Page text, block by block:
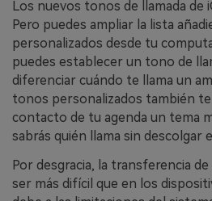
Los nuevos tonos de llamada de
Pero puedes ampliar la lista
personalizados desde tu
puedes establecer un tono de
diferenciar cuándo te llama un
tonos personalizados también
contacto de tu agenda un tema
sabrás quién llama sin descolgar
Por desgracia, la transferencia
ser más difícil que en los